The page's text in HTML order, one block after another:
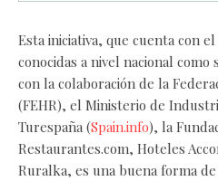
Esta iniciativa, que cuenta con
conocidas a nivel nacional
con la colaboración de la
(FEHR), el Ministerio de
Turespaña (Spain.info), la
Restaurantes.com, Hoteles
Ruralka, es una buena forma